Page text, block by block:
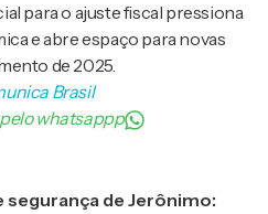
para o ajuste fiscal pressiona
e abre espaço para novas
de 2025.
Brasil
whatsappp
segurança de Jerônimo: